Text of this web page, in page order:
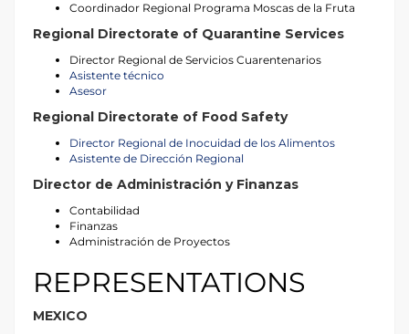
Coordinador Regional Programa Moscas de la Fruta
Regional Directorate of Quarantine Services
Director Regional de Servicios Cuarentenarios
Asistente técnico
Asesor
Regional Directorate of Food Safety
Director Regional de Inocuidad de los Alimentos
Asistente de Dirección Regional
Director de Administración y Finanzas
Contabilidad
Finanzas
Administración de Proyectos
REPRESENTATIONS
MEXICO